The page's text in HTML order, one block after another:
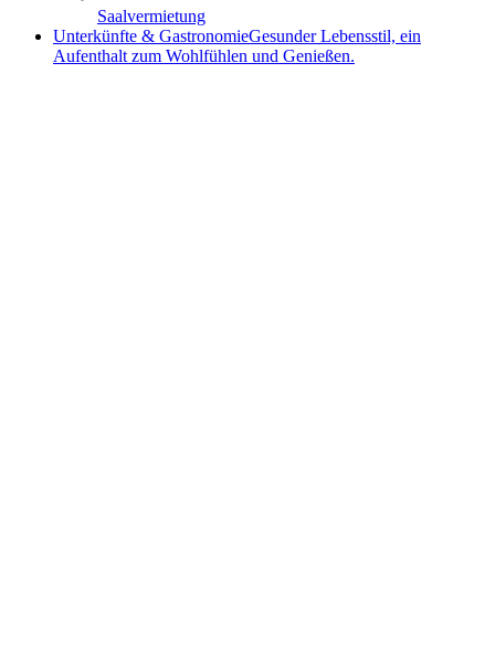
Saalvermietung
Unterkünfte & GastronomieGesunder Lebensstil, ein
Aufenthalt zum Wohlfühlen und Genießen.